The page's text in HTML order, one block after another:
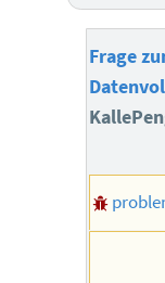
Frage